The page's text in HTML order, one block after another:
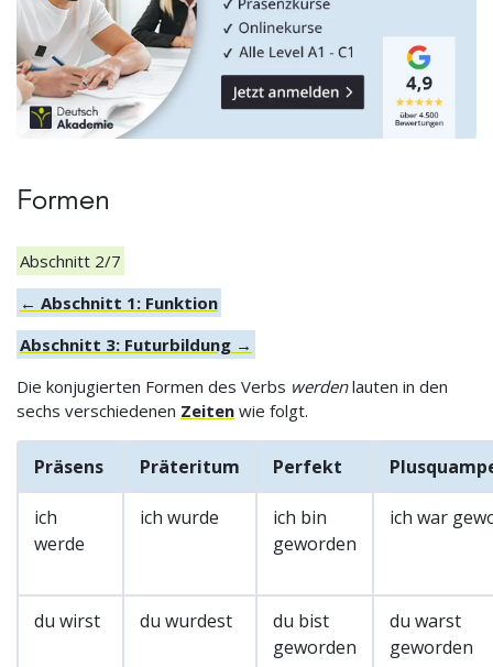
Formen
Abschnitt 2/7
← Abschnitt 1: Funktion
Abschnitt 3: Futurbildung →
Die konjugierten Formen des Verbs werdenlauten in den
sechs verschiedenen Zeiten wie folgt.
Präsens Präteritum Perfekt
ich
werde
ich wurde
ich bin
geworden
ich war
du wirst du wurdest
du bist
geworden
du warst
geworden